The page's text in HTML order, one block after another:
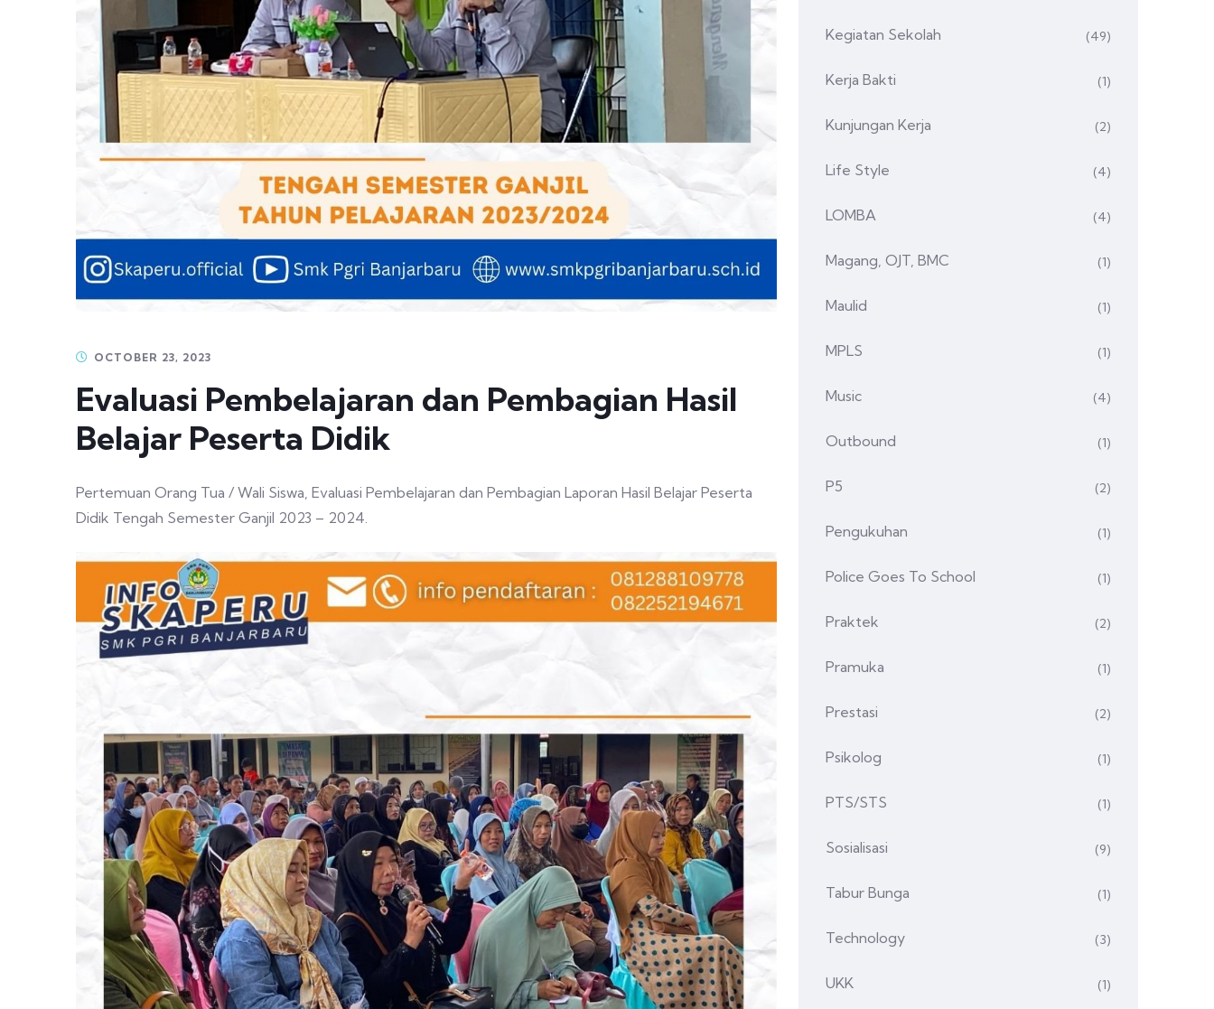
OCTOBER 23, 2023
Evaluasi Pembelajaran dan Pembagian Hasil
Belajar Peserta Didik
Pertemuan Orang Tua / Wali Siswa, Evaluasi Pembelajaran dan Pembagian Laporan Hasil Belajar Peserta
Didik Tengah Semester Ganjil 2023 – 2024.
Kegiatan Sekolah (49)
Kerja Bakti (1)
Kunjungan Kerja (2)
Life Style (4)
LOMBA (4)
Magang, OJT, BMC (1)
Maulid (1)
MPLS (1)
Music (4)
Outbound (1)
P5 (2)
Pengukuhan (1)
Police Goes To School (1)
Praktek (2)
Pramuka (1)
Prestasi (2)
Psikolog (1)
PTS/STS (1)
Sosialisasi (9)
Tabur Bunga (1)
Technology (3)
UKK (1)